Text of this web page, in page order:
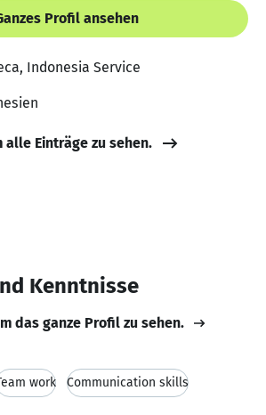
Profil ansehen
Indonesia Service
alle Einträge zu sehen.
Kenntnisse
das ganze Profil zu sehen.
work Communication skills